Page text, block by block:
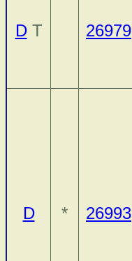
DT 26979
D * 26993